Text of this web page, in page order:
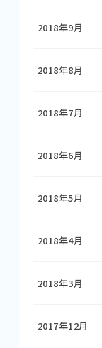
2018年9月
2018年8月
2018年7月
2018年6月
2018年5月
2018年4月
2018年3月
2017年12月